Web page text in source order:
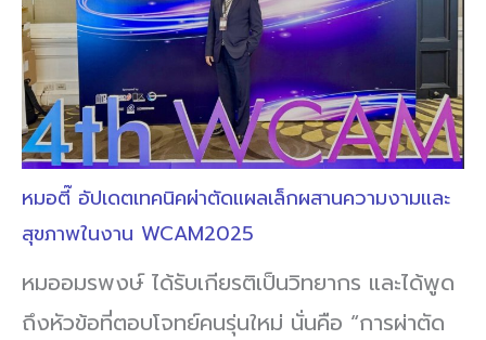
หมอตี๊ อัปเดตเทคนิคผ่าตัดแผลเล็กผสานความงามและ
สุขภาพในงาน WCAM2025
หมออมรพงษ์ ได้รับเกียรติเป็นวิทยากร และได้พูด
ถึงหัวข้อที่ตอบโจทย์คนรุ่นใหม่ นั่นคือ “การผ่าตัด